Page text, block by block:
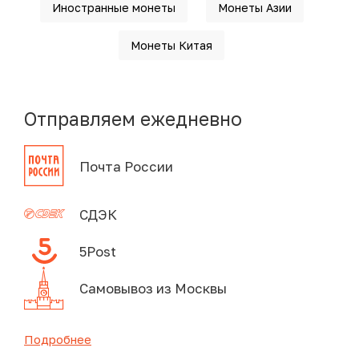
Иностранные монеты Монеты Азии
Монеты Китая
Отправляем ежедневно
Почта России
СДЭК
5Post
Самовывоз из Москвы
Подробнее